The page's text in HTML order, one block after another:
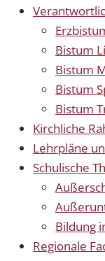
Bistum
Bistum
Bistum
Bistum
Kirchliche
Lehrpläne
Schulische
Bildung
Regionale